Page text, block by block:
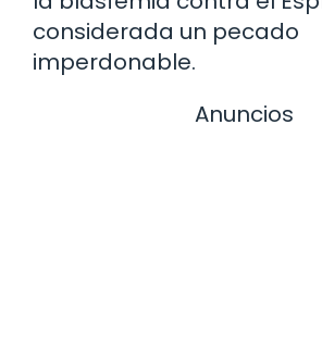
considerada un pecado
imperdonable.
Anuncios